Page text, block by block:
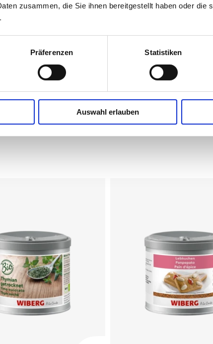
zusammen, die Sie ihnen bereitgestellt haben oder die
Präferenzen Statistiken
Auswahl erlauben
Salz (gemäß VERORDNUNG (EU) Nr.